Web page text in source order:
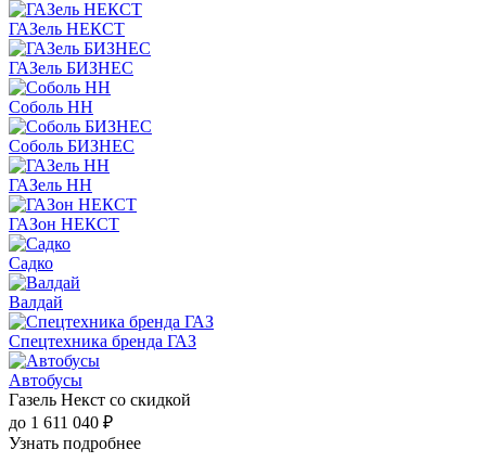
ГАЗель НЕКСТ
ГАЗель БИЗНЕС
Соболь НН
Соболь БИЗНЕС
ГАЗель НН
ГАЗон НЕКСТ
Садко
Валдай
Спецтехника бренда ГАЗ
Автобусы
Газель Некст со скидкой
до 1 611 040 ₽
Узнать подробнее